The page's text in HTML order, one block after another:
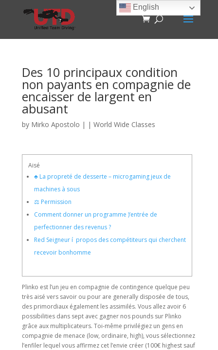
Des 10 principaux condition
non payants en compagnie de
encaisser de largent en
abusant
by Mirko Apostolo | | World Wide Classes
Aisé
♣ La propreté de desserte – microgaming jeux de
machines à sous
⚖ Permission
Comment donner un programme )’entrée de
perfectionner des revenus ?
Red Seigneur í propos des compétiteurs qui cherchent
recevoir bonhomme
Plinko est l’un jeu en compagnie de contingence quelque peu
très aisé vers savoir ou pour are generally disposée de tous,
des primordiaux également les assimilés. Vous allez avoir 6
possibilities dans sept avec gagner nos pounds sur Plinko
grâce aux multiplicateurs. Toi-même privilégiez un gens en
compagnie de menace (low, ordinaire, high), vous sélectionnez
l’enfiler lequel vous affirmez cet l’envie créer (100€ highest sauf
English